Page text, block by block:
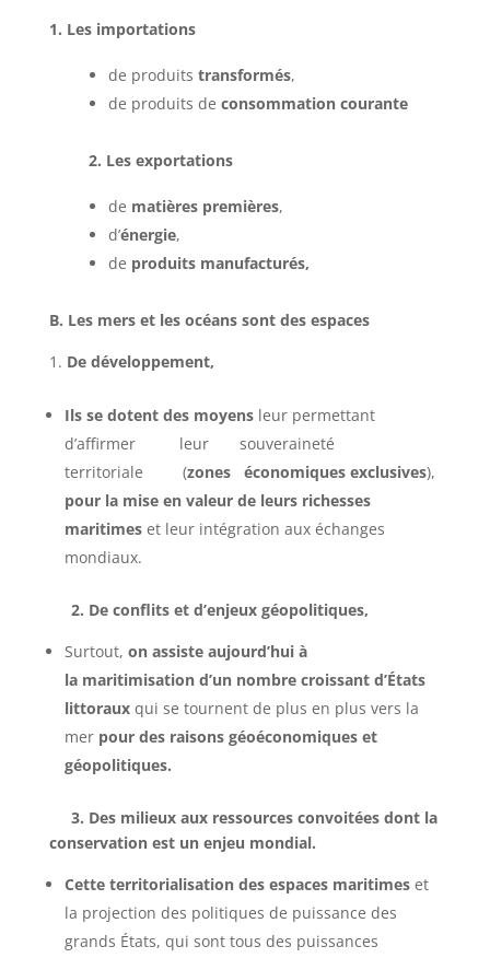
1. Les importations
de produits transformés,
de produits de consommation courante
2. Les exportations
de matières premières,
d’énergie,
de produits manufacturés,
B. Les mers et les océans sont des espaces
De développement,
Ils se dotent des moyensleur permettant
d’affirmer leur souveraineté
territoriale (zones économiques exclusives),
pour la mise en valeur de leurs richesses
maritimeset leur intégration aux échanges
mondiaux.
2. De conflits et d’enjeux géopolitiques,
Surtout, on assiste aujourd’hui à
la maritimisation d’un nombre croissant d’États
littorauxqui se tournent de plus en plus vers la
mer pour des raisons géoéconomiques et
géopolitiques.
3. Des milieux aux ressources convoitées dont la
conservation est un enjeu mondial.
Cette territorialisation des espaces maritimeset
la projection des politiques de puissance des
grands États, qui sont tous des puissances